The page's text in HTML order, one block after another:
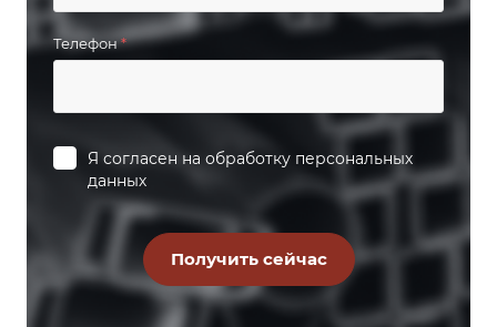
Телефон*
Я согласен на обработку персональных
данных